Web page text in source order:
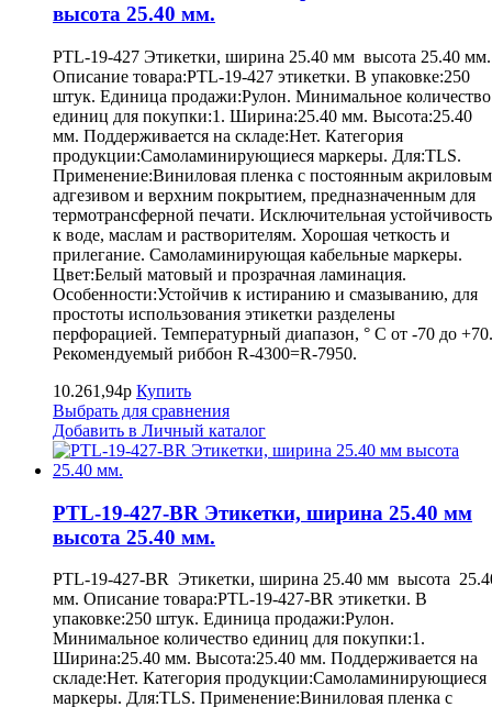
высота 25.40 мм.
PTL-19-427 Этикетки, ширина 25.40 мм высота 25.40
Описание товара:PTL-19-427 этикетки. В упаковке:250
штук. Единица продажи:Рулон. Минимальное количество
единиц для покупки:1. Ширина:25.40 мм. Высота:25.40
мм. Поддерживается на складе:Нет. Категория
продукции:Самоламинирующиеся маркеры. Для:TLS.
Применение:Виниловая пленка с постоянным акриловым
адгезивом и верхним покрытием, предназначенным для
термотрансферной печати. Исключительная устойчивость
к воде, маслам и растворителям. Хорошая четкость и
прилегание. Самоламинирующая кабельные маркеры.
Цвет:Белый матовый и прозрачная ламинация.
Особенности:Устойчив к истиранию и смазыванию, для
простоты использования этикетки разделены
перфорацией. Температурный диапазон, ° С от -70 до +70.
Рекомендуемый риббон R-4300=R-7950.
10.261,94р Купить
Выбрать для сравнения
Добавить в Личный каталог
PTL-19-427-BR Этикетки, ширина 25.40 мм
высота 25.40 мм.
PTL-19-427-BR Этикетки, ширина 25.40 мм высота
мм. Описание товара:PTL-19-427-BR этикетки. В
упаковке:250 штук. Единица продажи:Рулон.
Минимальное количество единиц для покупки:1.
Ширина:25.40 мм. Высота:25.40 мм. Поддерживается на
складе:Нет. Категория продукции:Самоламинирующиеся
маркеры. Для:TLS. Применение:Виниловая пленка с